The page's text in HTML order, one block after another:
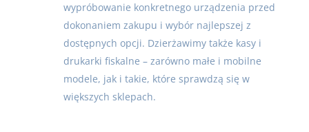
wypróbowanie konkretnego urządzenia przed
dokonaniem zakupu i wybór najlepszej z
dostępnych opcji. Dzierżawimy także kasy i
drukarki fiskalne – zarówno małe i mobilne
modele, jak i takie, które sprawdzą się w
większych sklepach.